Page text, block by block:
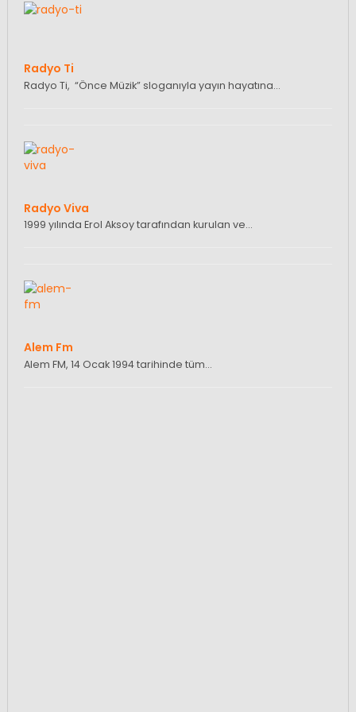
Radyo Ti
Radyo Ti, “Önce Müzik” sloganıyla yayın hayatına…
Radyo Viva
1999 yılında Erol Aksoy tarafından kurulan ve…
Alem Fm
Alem FM, 14 Ocak 1994 tarihinde tüm…